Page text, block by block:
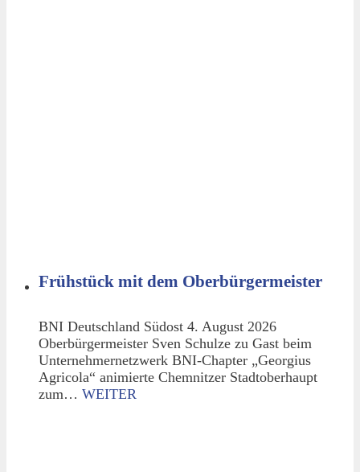
Frühstück mit dem Oberbürgermeister
BNI Deutschland Südost 4. August 2026
Oberbürgermeister Sven Schulze zu Gast beim
Unternehmernetzwerk BNI-Chapter „Georgius
Agricola“ animierte Chemnitzer Stadtoberhaupt
zum… WEITER